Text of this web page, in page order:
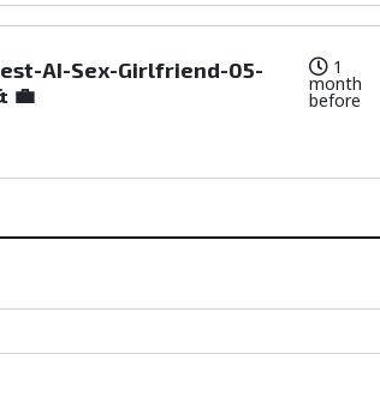
AI-Sex-Girlfriend-05-
💼
1
month
before